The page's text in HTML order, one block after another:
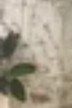
10 mẹo
Watch mà
Triệu Vy
Ngày đăng: 22/
Cập nhật:
22/05/
Theo dõi